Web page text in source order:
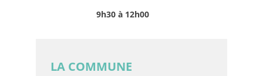
9h30 à 12h00
LA COMMUNE